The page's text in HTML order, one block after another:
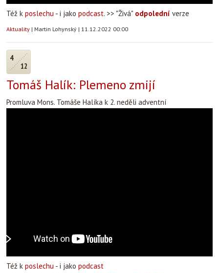
Též k poslechu - i jako podcast. >> "Živá" odpolední verze
Aktuality | Martin Lohynský | 11.12.2022 00:00
4
12
Tomáš Halík: Plemeno zmijí
Promluva Mons. Tomáše Halíka k 2. neděli adventní
Též k poslechu - i jako podcast